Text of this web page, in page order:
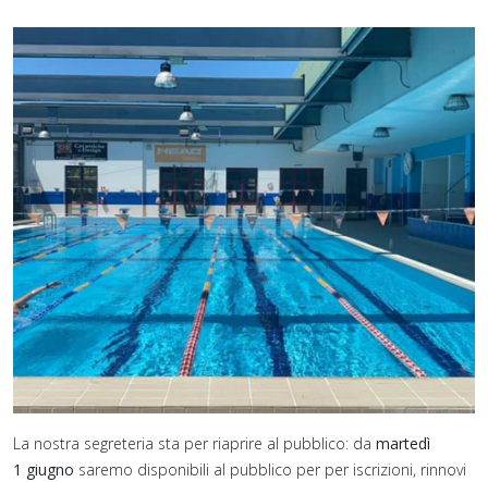
La nostra segreteria sta per riaprire al pubblico: da martedì
1 giugno saremo disponibili al pubblico per per iscrizioni, rinnovi